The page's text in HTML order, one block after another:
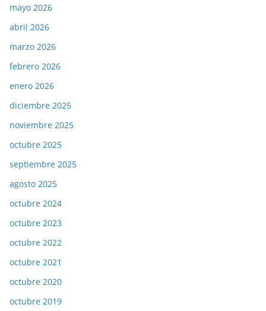
mayo 2026
abril 2026
marzo 2026
febrero 2026
enero 2026
diciembre 2025
noviembre 2025
octubre 2025
septiembre 2025
agosto 2025
octubre 2024
octubre 2023
octubre 2022
octubre 2021
octubre 2020
octubre 2019